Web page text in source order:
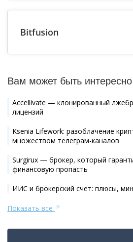
Bitfusion
Вам может быть интересно
Accellivate — клонированный
лицензий
Ksenia Lifework: разоблачение
множеством телеграм-каналов
Surgirux — брокер, который
финансовую пропасть
ИИС и брокерский счет: плюсы,
Показать все